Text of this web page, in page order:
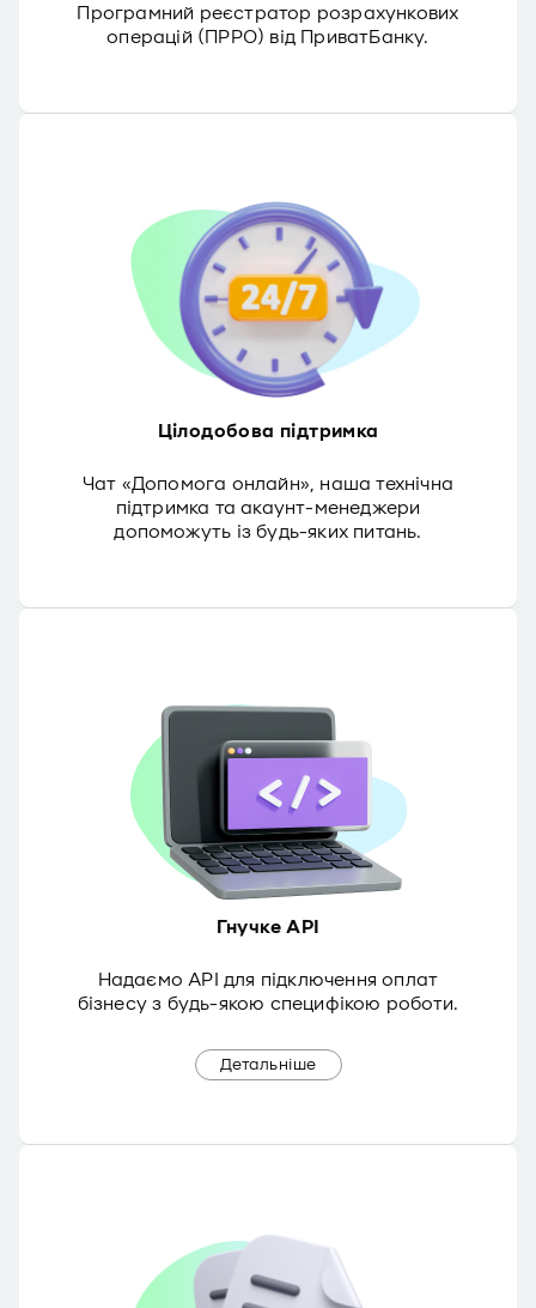
Програмний реєстратор розрахункових
операцій (ПРРО) від ПриватБанку.
Цілодобова підтримка
Чат «Допомога онлайн», наша технічна
підтримка та акаунт-менеджери
допоможуть із будь-яких питань.
Гнучке API
Надаємо API для підключення оплат
бізнесу з будь-якою специфікою роботи.
Детальніше